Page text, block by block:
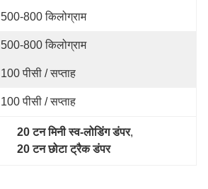
500-800 किलोग्राम
500-800 किलोग्राम
100 पीसी / सप्ताह
100 पीसी / सप्ताह
20 टन मिनी स्व-लोडिंग डंपर,
20 टन छोटा ट्रैक डंपर